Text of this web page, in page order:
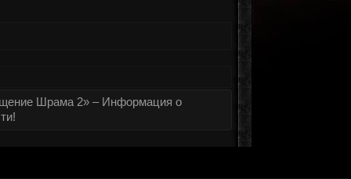
Шрама 2» – Информация о